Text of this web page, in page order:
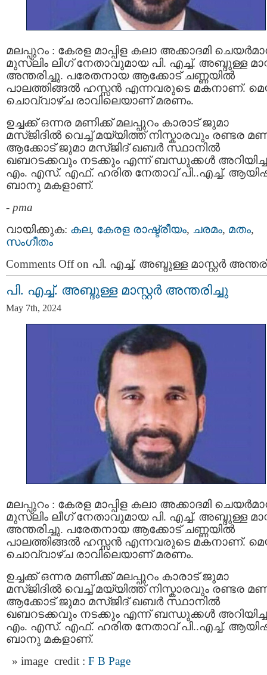
മലപ്പുറം : കേരള മാപ്പിള കലാ അക്കാദമി
മുസ്ലിം ലീഗ് നേതാവുമായ പി. എച്ച്. അബ്ദുള്ള
അന്തരിച്ചു. പരേതനായ ആക്കോട് ചണ്ണയില്‍
പാലത്തിങ്ങല്‍ ഹസ്സൻ എന്നവരുടെ മകനാണ്.
ചൊവ്വാഴ്ച രാവിലെയാണ് മരണം.
ഉച്ചക്ക് ഒന്നര മണിക്ക് മലപ്പുറം കാരാട് ജുമാ
മസ്ജിദിൽ വെച്ച് മയ്യിത്ത് നിസ്കാരവും രണ്ടര
ആക്കോട് ജുമാ മസ്ജിദ് ഖബര്‍ സ്ഥാനിൽ
ഖബറടക്കവും നടക്കും എന്ന് ബന്ധുക്കൾ
എം. എസ്. എഫ്. ഹരിത നേതാവ് പി..എച്ച്.
ബാനു മകളാണ്.
- pma
വായിക്കുക: കല, കേരള രാഷ്ട്രീയം, ചരമം, മതം,
സംഗീതം
Comments Offon പി. എച്ച്. അബ്ദുള്ള മാസ്റ്റർ
പി. എച്ച്. അബ്ദുള്ള മാസ്റ്റർ അന്തരിച്ചു
May 7th, 2024
മലപ്പുറം : കേരള മാപ്പിള കലാ അക്കാദമി
മുസ്ലിം ലീഗ് നേതാവുമായ പി. എച്ച്. അബ്ദുള്ള
അന്തരിച്ചു. പരേതനായ ആക്കോട് ചണ്ണയില്‍
പാലത്തിങ്ങല്‍ ഹസ്സൻ എന്നവരുടെ മകനാണ്.
ചൊവ്വാഴ്ച രാവിലെയാണ് മരണം.
ഉച്ചക്ക് ഒന്നര മണിക്ക് മലപ്പുറം കാരാട് ജുമാ
മസ്ജിദിൽ വെച്ച് മയ്യിത്ത് നിസ്കാരവും രണ്ടര
ആക്കോട് ജുമാ മസ്ജിദ് ഖബര്‍ സ്ഥാനിൽ
ഖബറടക്കവും നടക്കും എന്ന് ബന്ധുക്കൾ
എം. എസ്. എഫ്. ഹരിത നേതാവ് പി..എച്ച്.
ബാനു മകളാണ്.
image credit : F B Page